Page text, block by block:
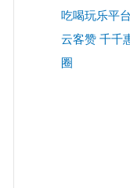
吃喝玩乐平台
云客赞 千千
圈